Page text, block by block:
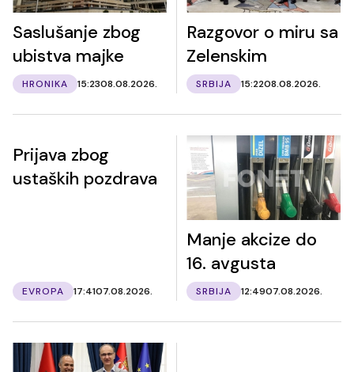
Saslušanje zbog
ubistva majke
HRONIKA 15:2308.08.2026.
Razgovor o miru sa
Zelenskim
SRBIJA 15:2208.08.2026.
Prijava zbog
ustaških pozdrava
EVROPA 17:4107.08.2026.
Manje akcize do
16. avgusta
SRBIJA 12:4907.08.2026.